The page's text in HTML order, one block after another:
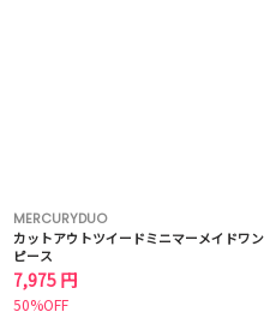
MERCURYDUO
カットアウトツイードミニマーメイドワン
ピース
7,975 円
50%OFF